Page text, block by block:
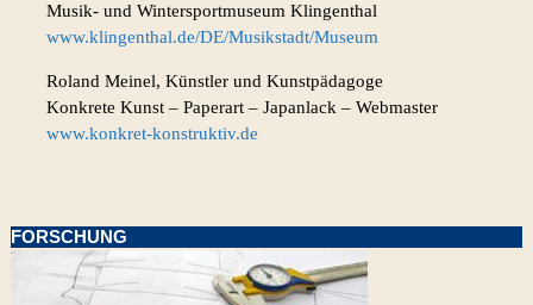
Musik- und Wintersportmuseum Klingenthal
www.klingenthal.de/DE/Musikstadt/Museum
Roland Meinel, Künstler und Kunstpädagoge
Konkrete Kunst – Paperart – Japanlack – Webmaster
www.konkret-konstruktiv.de
FORSCHUNG